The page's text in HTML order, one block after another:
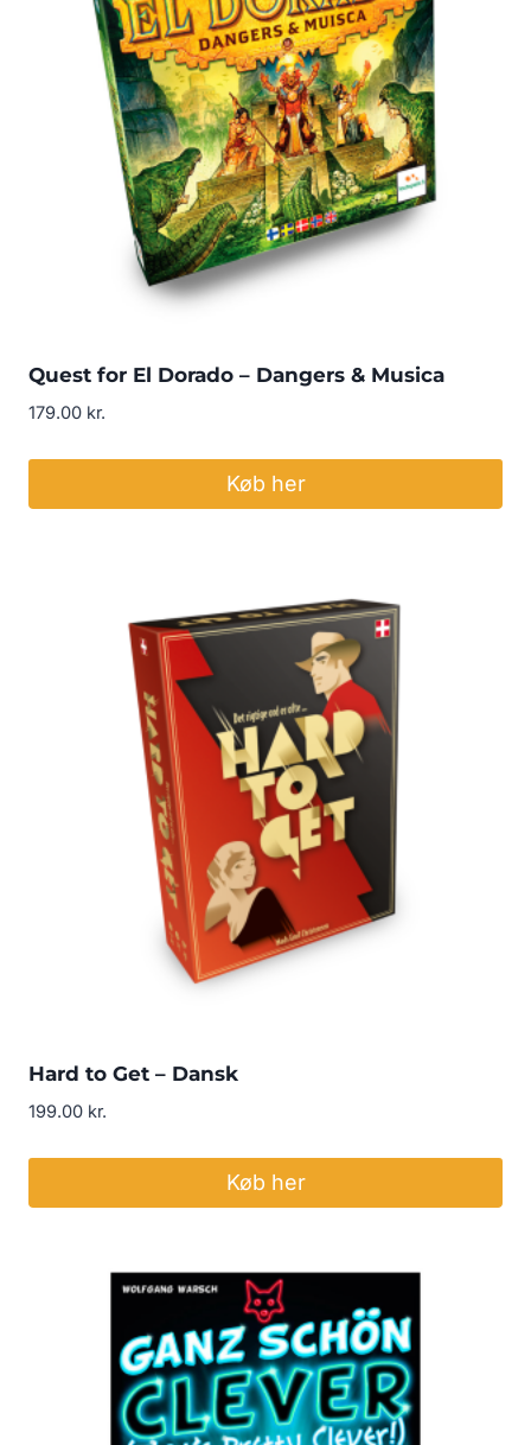
Quest for El Dorado – Dangers & Musica
179.00 kr.
Køb her
Hard to Get – Dansk
199.00 kr.
Køb her